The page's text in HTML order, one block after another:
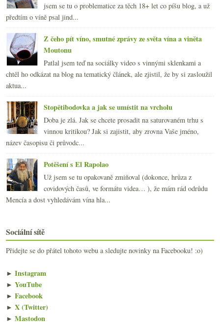
jsem se tu o problematice za těch 18+ let co píšu blog, a už
předtím o víně psal jind...
Z čeho pít víno, smutné zprávy ze světa vína a viněta
Moutonu
Patlal jsem teď na sociálky video s vinnými sklenkami a
chtěl ho odkázat na blog na tematický článek, ale zjistil, že by si zasloužil
aktua...
Stopětibodovka a jak se umístit na vrcholu
Doba je zlá. Jak se chcete prosadit na saturovaném trhu s
vinnou kritikou? Jak si zajistit, aby zrovna Vaše jméno,
název časopisu či průvodc...
Potěšení s El Rapolao
Už jsem se tu opakovaně zmiňoval (dokonce, hrůza z
covidových časů, ve formátu videa… ), že mám rád odrůdu
Mencía a dost vyhledávám vína hla...
Sociální sítě
Přidejte se do přátel tohoto webu a sledujte novinky na Facebooku! :o)
► Instagram
► YouTube
► Facebook
► X (Twitter)
► Mastodon